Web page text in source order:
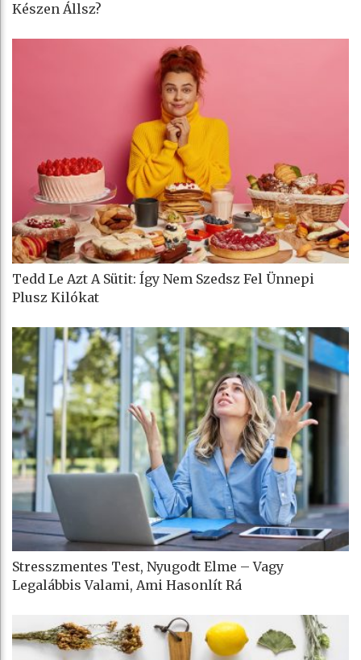
Készen Állsz?
Tedd Le Azt A Sütit: Így Nem Szedsz Fel Ünnepi
Plusz Kilókat
Stresszmentes Test, Nyugodt Elme – Vagy
Legalábbis Valami, Ami Hasonlít Rá